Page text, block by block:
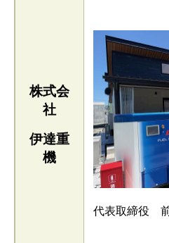
株式会
社
伊達重
機
代表取締役